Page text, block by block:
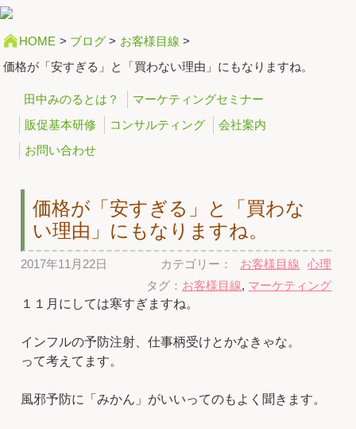
HOME > ブログ > お客様目線 >
価格が「安すぎる」と「買わない理由」にもなりますね。
田中みのるとは？
マーケティングセミナー
販促基本研修
コンサルティング
会社案内
お問い合わせ
価格が「安すぎる」と「買わな
い理由」にもなりますね。
2017年11月22日 カテゴリー： お客様目線
心理
タグ： お客様目線, マーケティング
１１月にしては寒すぎますね。
インフルの予防注射、仕事柄受けとかなきゃな。
って考えてます。
風邪予防に「みかん」がいいってのもよく聞きます。